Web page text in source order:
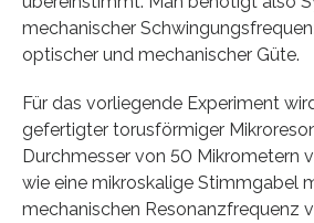
mechanischer
optischer und mechanischer Güte.
Für das vorliegende Experiment
gefertigter torusförmiger
Durchmesser von 50 Mikrometern
wie eine mikroskalige Stimmgabel
mechanischen Resonanzfrequenz